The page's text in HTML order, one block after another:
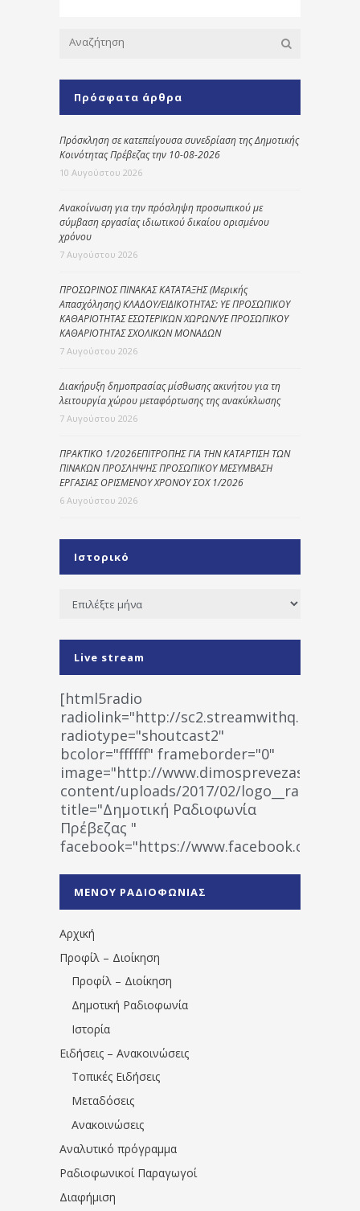
Πρόσφατα άρθρα
Πρόσκληση σε κατεπείγουσα συνεδρίαση της Δημοτικής
Κοινότητας Πρέβεζας την 10-08-2026
10 Αυγούστου 2026
Ανακοίνωση για την πρόσληψη προσωπικού με
σύμβαση εργασίας ιδιωτικού δικαίου ορισμένου
χρόνου
7 Αυγούστου 2026
ΠΡΟΣΩΡΙΝΟΣ ΠΙΝΑΚΑΣ ΚΑΤΑΤΑΞΗΣ (Μερικής
Απασχόλησης) ΚΛΑΔΟΥ/ΕΙΔΙΚΟΤΗΤΑΣ: ΥΕ ΠΡΟΣΩΠΙΚΟΥ
ΚΑΘΑΡΙΟΤΗΤΑΣ ΕΣΩΤΕΡΙΚΩΝ ΧΩΡΩΝ/ΥΕ ΠΡΟΣΩΠΙΚΟΥ
ΚΑΘΑΡΙΟΤΗΤΑΣ ΣΧΟΛΙΚΩΝ ΜΟΝΑΔΩΝ
7 Αυγούστου 2026
Διακήρυξη δημοπρασίας μίσθωσης ακινήτου για τη
λειτουργία χώρου μεταφόρτωσης της ανακύκλωσης
7 Αυγούστου 2026
ΠΡΑΚΤΙΚΟ 1/2026ΕΠΙΤΡΟΠΗΣ ΓΙΑ ΤΗΝ ΚΑΤΑΡΤΙΣΗ ΤΩΝ
ΠΙΝΑΚΩΝ ΠΡΟΣΛΗΨΗΣ ΠΡΟΣΩΠΙΚΟΥ ΜΕΣΥΜΒΑΣΗ
ΕΡΓΑΣΙΑΣ ΟΡΙΣΜΕΝΟΥ ΧΡΟΝΟΥ ΣΟΧ 1/2026
6 Αυγούστου 2026
Ιστορικό
Ιστορικό
Live stream
[html5radio
radiolink="http://
radiotype="shoutcast2"
bcolor="ffffff" frameborder="0"
image="http://www.dimosprevezas.gr/wp-
content/uploads/2017/02/
title="Δημοτική Ραδιοφωνία
Πρέβεζας "
facebook="https://www.facebook.com/
1531194763766854/" artist="" ]
ΜΕΝΟΥ ΡΑΔΙΟΦΩΝΙΑΣ
Αρχική
Προφίλ – Διοίκηση
Προφίλ – Διοίκηση
Δημοτική Ραδιοφωνία
Ιστορία
Ειδήσεις – Ανακοινώσεις
Τοπικές Ειδήσεις
Μεταδόσεις
Ανακοινώσεις
Αναλυτικό πρόγραμμα
Ραδιοφωνικοί Παραγωγοί
Διαφήμιση